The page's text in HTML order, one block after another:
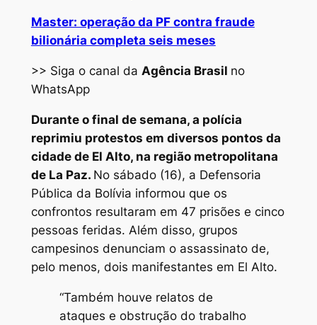
Master: operação da PF contra fraude
bilionária completa seis meses
>> Siga o canal da Agência Brasil no
WhatsApp
Durante o final de semana, a polícia
reprimiu protestos em diversos pontos da
cidade de El Alto, na região metropolitana
de La Paz. No sábado (16), a Defensoria
Pública da Bolívia informou que os
confrontos resultaram em 47 prisões e cinco
pessoas feridas. Além disso, grupos
campesinos denunciam o assassinato de,
pelo menos, dois manifestantes em El Alto.
“Também houve relatos de
ataques e obstrução do trabalho